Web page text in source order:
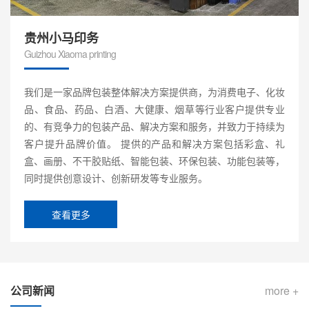
贵州小马印务
Guizhou Xiaoma printing
我们是一家品牌包装整体解决方案提供商，为消费电子、化妆
品、食品、药品、白酒、大健康、烟草等行业客户提供专业
的、有竞争力的包装产品、解决方案和服务，并致力于持续为
客户提升品牌价值。 提供的产品和解决方案包括彩盒、礼
盒、画册、不干胶贴纸、智能包装、环保包装、功能包装等，
同时提供创意设计、创新研发等专业服务。
查看更多
more +
公司新闻